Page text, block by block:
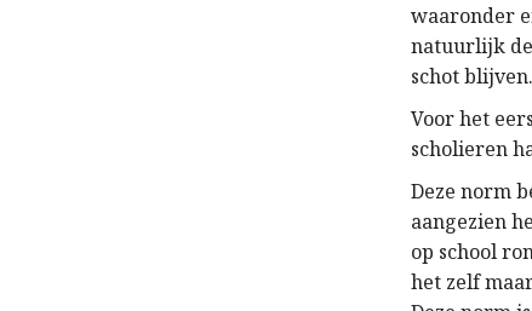
waaronder
natuurlijk
schot blijven.
Voor het
scholieren
Deze norm
aangezien
op school
het zelf